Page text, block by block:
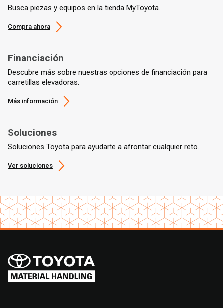
Busca piezas y equipos en la tienda MyToyota.
Compra ahora
Financiación
Descubre más sobre nuestras opciones de financiación para
carretillas elevadoras.
Más información
Soluciones
Soluciones Toyota para ayudarte a afrontar cualquier reto.
Ver soluciones